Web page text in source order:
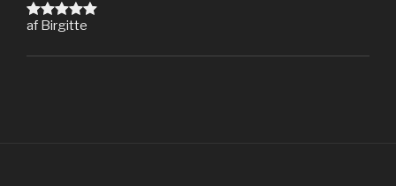
Vurderet5
af Birgitte